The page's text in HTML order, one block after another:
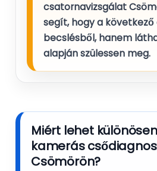
csatornavizsgálat
segít, hogy a
becslésből, hanem
alapján szülessen meg.
Miért lehet
kamerás
Csömörön?